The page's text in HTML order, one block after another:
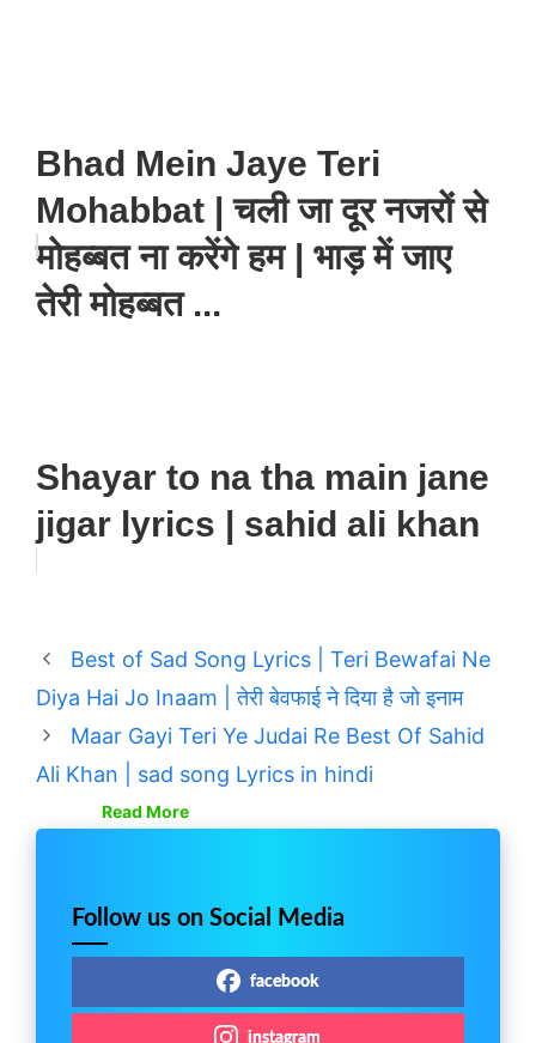
Bhad Mein Jaye Teri
Mohabbat | चली जा दूर नजरों से
मोहब्बत ना करेंगे हम | भाड़ में जाए
तेरी मोहब्बत ...
Shayar to na tha main jane
jigar lyrics | sahid ali khan
Best of Sad Song Lyrics | Teri Bewafai Ne
Diya Hai Jo Inaam | तेरी बेवफाई ने दिया है जो इनाम
Maar Gayi Teri Ye Judai Re Best Of Sahid
Ali Khan | sad song Lyrics in hindi
Read More
Follow us on Social Media
facebook
instagram